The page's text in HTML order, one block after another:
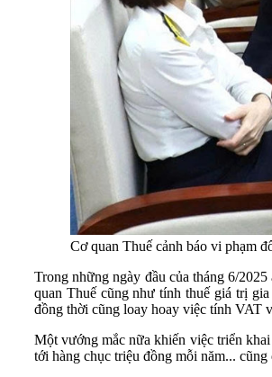
Cơ quan Thuế cảnh báo vi phạm
Trong những ngày đầu của tháng 6/
quan Thuế cũng như tính thuế giá trị
đồng thời cũng loay hoay việc tính VAT
Một vướng mắc nữa khiến việc triển
tới hàng chục triệu đồng mỗi năm...